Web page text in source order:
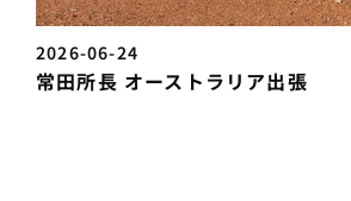
2026-06-24
常田所長 オーストラリア出張